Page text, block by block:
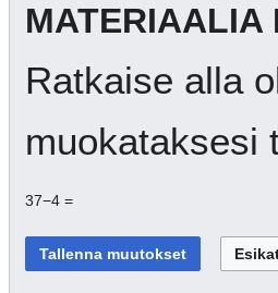
MATERIAALIA
Ratkaise alla
muokataksesi
37−4 =